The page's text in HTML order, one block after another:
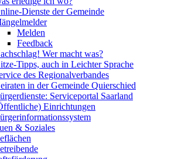
Dienste der Gemeinde
Melden
Feedback
Wer macht was?
Tipps, auch in Leichter Sprache
des Regionalverbandes
in der Gemeinde Quierschied
Serviceportal Saarland
Einrichtungen
& Soziales